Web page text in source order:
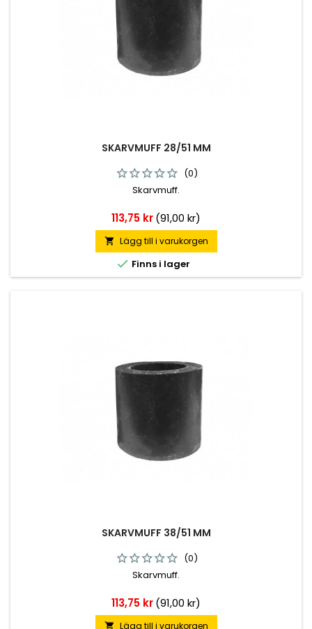
SKARVMUFF 28/51 MM
(0)
Skarvmuff.
Pris
113,75 kr(91,00 kr)
 Lägg till i varukorgen
 Finns i lager
SKARVMUFF 38/51 MM
(0)
Skarvmuff.
Pris
113,75 kr(91,00 kr)
 Lägg till i varukorgen